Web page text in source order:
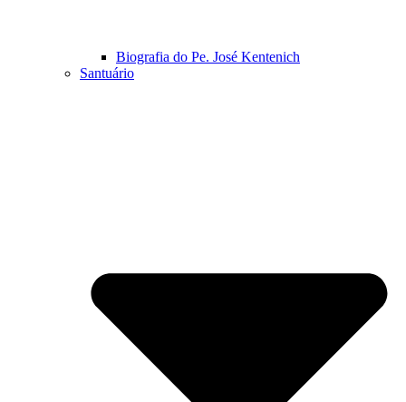
Biografia do Pe. José Kentenich
Santuário